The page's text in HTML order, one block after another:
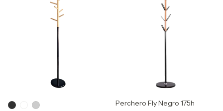
Perchero Fly Negro 175h